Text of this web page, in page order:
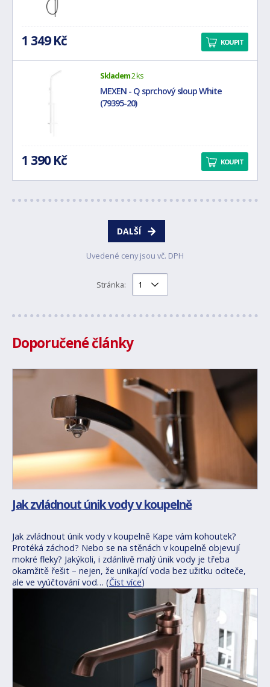
1 349 Kč KOUPIT
Skladem2 ks
MEXEN - Q sprchový sloup White
(79395-20)
1 390 Kč KOUPIT
DALŠÍ
Uvedené ceny jsou vč. DPH
Stránka:
Doporučené články
Jak zvládnout únik vody v koupelně
Jak zvládnout únik vody v koupelně Kape vám kohoutek?
Protéká záchod? Nebo se na stěnách v koupelně objevují
mokré fleky? Jakýkoli, i zdánlivě malý únik vody je třeba
okamžitě řešit – nejen, že unikající voda bez užitku odteče,
ale ve vyúčtování vod… (Číst více)